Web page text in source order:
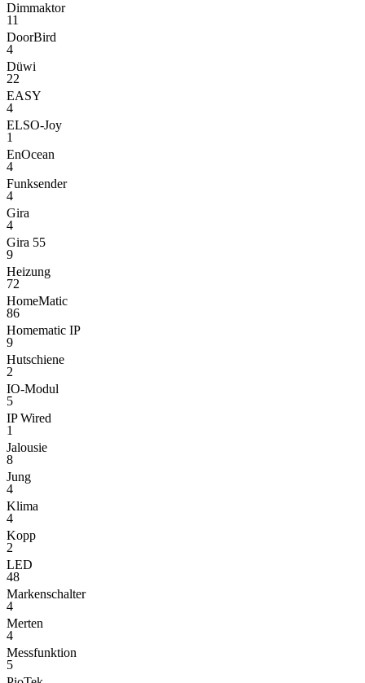
Dimmaktor
11
DoorBird
4
Düwi
22
EASY
4
ELSO-Joy
1
EnOcean
4
Funksender
4
Gira
4
Gira 55
9
Heizung
72
HomeMatic
86
Homematic IP
9
Hutschiene
2
IO-Modul
5
IP Wired
1
Jalousie
8
Jung
4
Klima
4
Kopp
2
LED
48
Markenschalter
4
Merten
4
Messfunktion
5